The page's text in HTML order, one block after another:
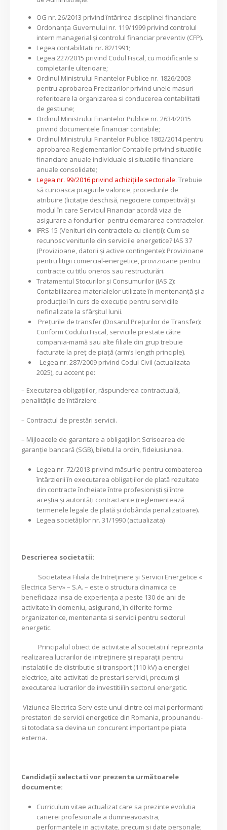
OG nr. 26/2013 privind întărirea disciplinei financiare
Ordonanța Guvernului nr. 119/1999 privind controlul
intern managerial și controlul financiar preventiv (CFP).
Legea contabilitatii nr. 82/1991;
Legea 227/2015 privind Codul Fiscal, cu modificarile si
completarile ulterioare;
Ordinul Ministrului Finantelor Publice nr. 1826/2003
pentru aprobarea Precizarilor privind unele masuri
referitoare la organizarea si conducerea contabilitatii
de gestiune;
Ordinul Ministrului Finantelor Publice nr. 2634/2015
privind documentele financiar contabile;
Ordinul Ministrului Finantelor Publice 1802/2014 pentru
aprobarea Reglementarilor Contabile privind situatiile
financiare anuale individuale si situatiile financiare
anuale consolidate;
Legea nr. 99/2016 privind achizițiile sectoriale. Trebuie
să cunoasca pragurile valorice, procedurile de
atribuire (licitație deschisă, negociere competitivă) și
modul în care Serviciul Financiar acordă viza de
asigurare a fondurilor pentru demararea contractelor.
IFRS 15 (Venituri din contractele cu clienții): Cum se
recunosc veniturile din serviciile energetice? IAS 37
(Provizioane, datorii și active contingente): Provizioane
pentru litigii comercial-energetice, provizioane pentru
contracte cu titlu oneros sau restructurări.
Tratamentul Stocurilor și Consumurilor (IAS 2):
Contabilizarea materialelor utilizate în mentenanță și a
producției în curs de execuție pentru serviciile
nefinalizate la sfârșitul lunii.
Prețurile de transfer (Dosarul Prețurilor de Transfer):
Conform Codului Fiscal, serviciile prestate către
compania-mamă sau alte filiale din grup trebuie
facturate la preț de piață (arm’s length principle).
Legea nr. 287/2009 privind Codul Civil (actualizata
2025), cu accent pe:
– Executarea obligațiilor, răspunderea contractuală,
penalitățile de întârziere .
– Contractul de prestări servicii.
– Mijloacele de garantare a obligațiilor: Scrisoarea de
garanție bancară (SGB), biletul la ordin, fideiusiunea.
Legea nr. 72/2013 privind măsurile pentru combaterea
întârzierii în executarea obligațiilor de plată rezultate
din contracte încheiate între profesioniști și între
aceștia și autorități contractante (reglementează
termenele legale de plată și dobânda penalizatoare).
Legea societăților nr. 31/1990 (actualizata)
Descrierea societatii:
Societatea Filiala de Intreţinere şi Servicii Energetice «
Electrica Serv» – S.A. – este o structura dinamica ce
beneficiaza insa de experienţa a peste 130 de ani de
activitate în domeniu, asigurand, în diferite forme
organizatorice, mentenanta si servicii pentru sectorul
energetic.
Principalul obiect de activitate al societatii il reprezinta
realizarea lucrarilor de intreținere și reparații pentru
instalatiile de distributie si transport (110 kV) a energiei
electrice, alte activitati de prestari servicii, precum și
executarea lucrarilor de investitiiiîn sectorul energetic.
Viziunea Electrica Serv este unul dintre cei mai performanti
prestatori de servicii energetice din Romania, propunandu-
si totodata sa devina un concurent important pe piata
externa.
Candidaţii selectati vor prezenta următoarele
documente:
Curriculum vitae actualizat care sa prezinte evolutia
carierei profesionale a dumneavoastra,
performantele in activitate, precum si date personale;